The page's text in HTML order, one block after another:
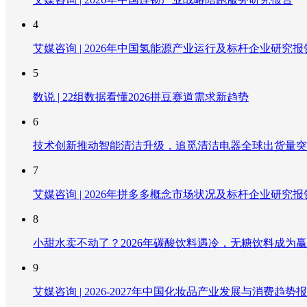
4
艾媒咨询 | 2026年中国氢能源产业运行及标杆企业研究报
5
数说 | 22组数据看懂2026拼豆赛道需求新趋势
6
技术创新推动智能清洁升级，追觅清洁电器全球出货量突
7
艾媒咨询 | 2026年拼多多概念市场状况及标杆企业研究报
8
小甜水卖不动了？2026年碳酸饮料遇冷，无糖饮料成为赢
9
艾媒咨询 | 2026-2027年中国化妆品产业发展与消费趋势